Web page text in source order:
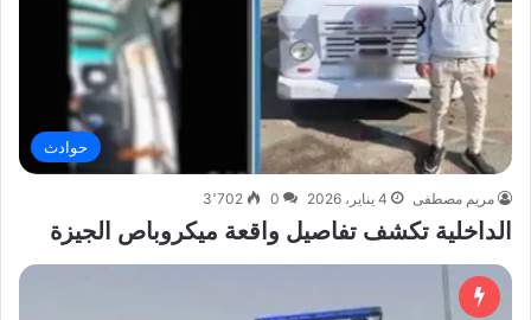
حوادث
مريم مصطفى 4 يناير، 2026 0 3٬702
الداخلية تكشف تفاصيل واقعة ميكروباص الجيزة